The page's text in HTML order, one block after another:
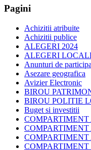
Pagini
Achizitii atribuite
Achizitii publice
ALEGERI 2024
ALEGERI
Anunturi de
Asezare geografica
Avizier Electronic
BIROU
BIROU POLITIE
Buget si investitii
COMPARTIMENT